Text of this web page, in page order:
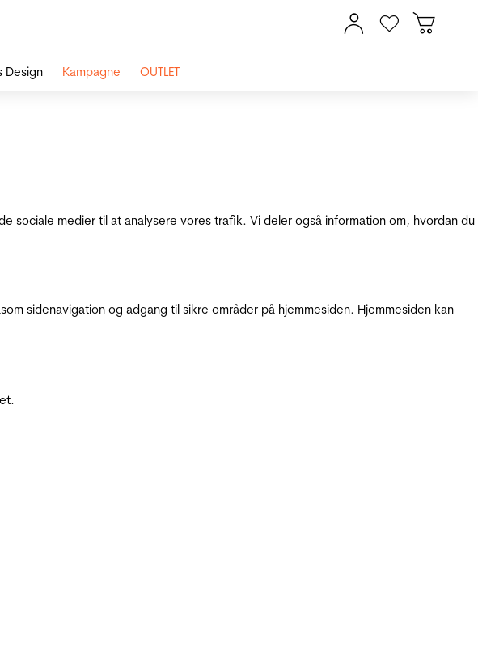
medier til at analysere vores trafik. Vi deler også information om, hvordan du
sidenavigation og adgang til sikre områder på hjemmesiden. Hjemmesiden kan
Design Kampagne OUTLET